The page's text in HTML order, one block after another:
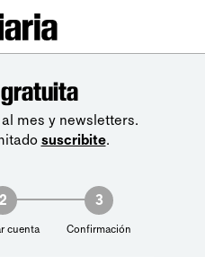
mes y newsletters.
suscribite.
2
cuenta
3
Confirmación